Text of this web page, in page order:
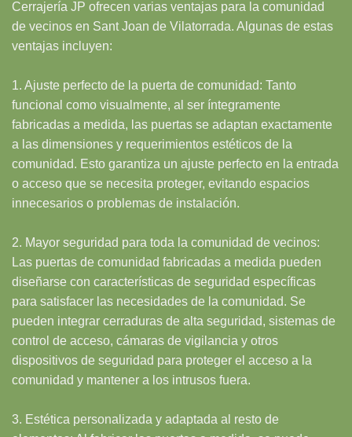
Cerrajería JP ofrecen varias ventajas para la comunidad
de vecinos en Sant Joan de Vilatorrada. Algunas de estas
ventajas incluyen:
1. Ajuste perfecto de la puerta de comunidad: Tanto
funcional como visualmente, al ser íntegramente
fabricadas a medida, las puertas se adaptan exactamente
a las dimensiones y requerimientos estéticos de la
comunidad. Esto garantiza un ajuste perfecto en la entrada
o acceso que se necesita proteger, evitando espacios
innecesarios o problemas de instalación.
2. Mayor seguridad para toda la comunidad de vecinos:
Las puertas de comunidad fabricadas a medida pueden
diseñarse con características de seguridad específicas
para satisfacer las necesidades de la comunidad. Se
pueden integrar cerraduras de alta seguridad, sistemas de
control de acceso, cámaras de vigilancia y otros
dispositivos de seguridad para proteger el acceso a la
comunidad y mantener a los intrusos fuera.
3. Estética personalizada y adaptada al resto de